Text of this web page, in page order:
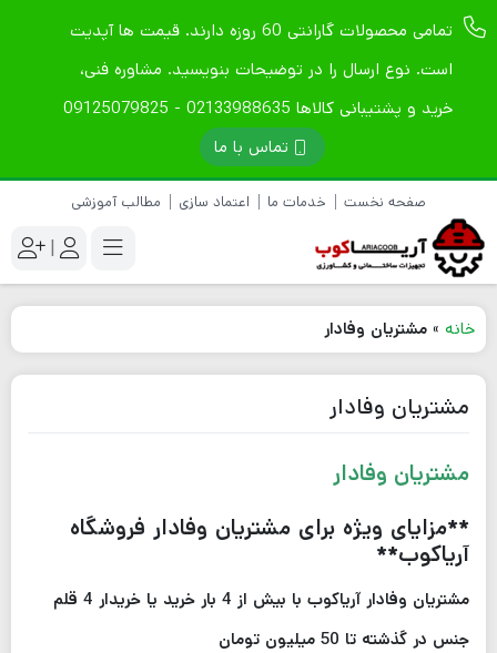
تمامی محصولات گارانتی 60 روزه دارند. قیمت ها آپدیت
است. نوع ارسال را در توضیحات بنویسید. مشاوره فنی،
خرید و پشتیبانی کالاها 02133988635 - 09125079825
تماس با ما
صفحه نخست خدمات ما اعتماد سازی مطالب آموزشی
|
خانه » مشتریان وفادار
مشتریان وفادار
مشتریان وفادار
**مزایای ویژه برای مشتریان وفادار فروشگاه
آریاکوب**
مشتریان وفادار آریاکوب با بیش از 4 بار خرید یا خریدار 4 قلم
جنس در گذشته تا 50 میلیون تومان